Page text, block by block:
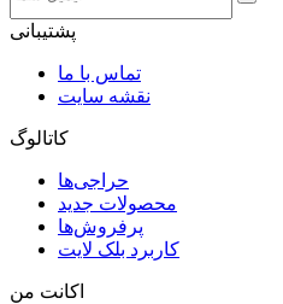
پشتیبانی
تماس با ما
نقشه سایت
کاتالوگ
حراجی‌ها
محصولات جدید
پرفروش‌ها
کاربرد بلک لایت
اکانت من